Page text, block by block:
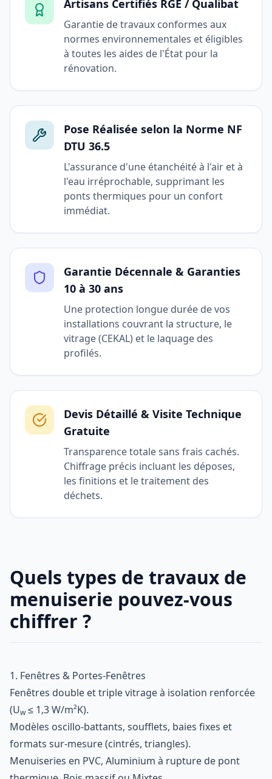
Artisans Certifiés RGE / Qualibat
Garantie de travaux conformes aux
normes environnementales et éligibles
à toutes les aides de l'État pour la
rénovation.
Pose Réalisée selon la Norme NF
DTU 36.5
L'assurance d'une étanchéité à l'air et à
l'eau irréprochable, supprimant les
ponts thermiques pour un confort
immédiat.
Garantie Décennale & Garanties
10 à 30 ans
Une protection longue durée de vos
installations couvrant la structure, le
vitrage (CEKAL) et le laquage des
profilés.
Devis Détaillé & Visite Technique
Gratuite
Transparence totale sans frais cachés.
Chiffrage précis incluant les déposes,
les finitions et le traitement des
déchets.
Quels types de travaux de
menuiserie pouvez-vous
chiffrer ?
1. Fenêtres & Portes-Fenêtres
Fenêtres double et triple vitrage à isolation renforcée
(Uw≤ 1,3 W/m²K).
Modèles oscillo-battants, soufflets, baies fixes et
formats sur-mesure (cintrés, triangles).
Menuiseries en PVC, Aluminium à rupture de pont